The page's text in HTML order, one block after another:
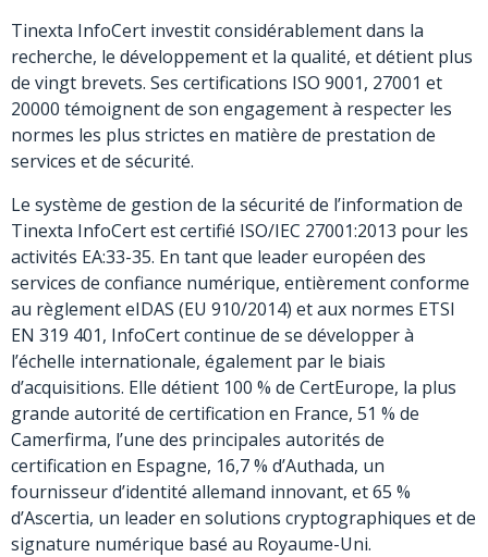
Tinexta InfoCert investit considérablement dans la
recherche, le développement et la qualité, et détient plus
de vingt brevets. Ses certifications ISO 9001, 27001 et
20000 témoignent de son engagement à respecter les
normes les plus strictes en matière de prestation de
services et de sécurité.
Le système de gestion de la sécurité de l’information de
Tinexta InfoCert est certifié ISO/IEC 27001:2013 pour les
activités EA:33-35. En tant que leader européen des
services de confiance numérique, entièrement conforme
au règlement eIDAS (EU 910/2014) et aux normes ETSI
EN 319 401, InfoCert continue de se développer à
l’échelle internationale, également par le biais
d’acquisitions. Elle détient 100 % de CertEurope, la plus
grande autorité de certification en France, 51 % de
Camerfirma, l’une des principales autorités de
certification en Espagne, 16,7 % d’Authada, un
fournisseur d’identité allemand innovant, et 65 %
d’Ascertia, un leader en solutions cryptographiques et de
signature numérique basé au Royaume-Uni.